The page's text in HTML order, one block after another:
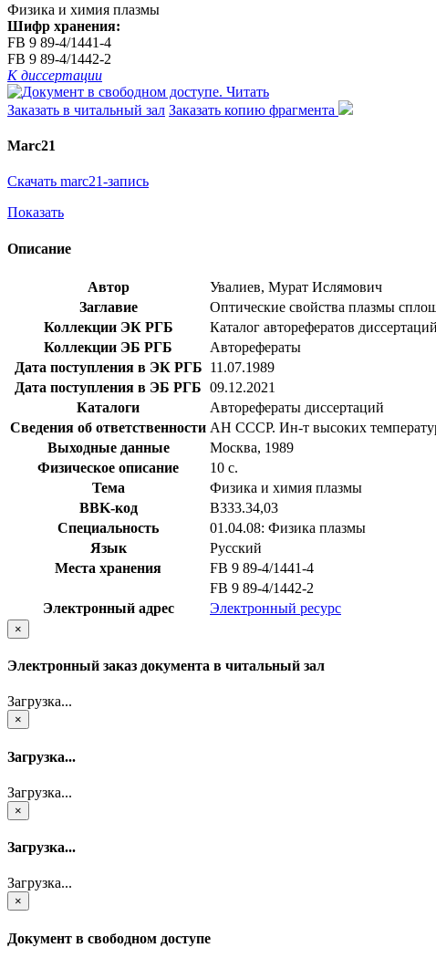
Физика и химия плазмы
Шифр хранения:
FB 9 89-4/1441-4
FB 9 89-4/1442-2
К диссертации
Читать
Заказать в читальный зал Заказать копию фрагмента
Marc21
Скачать marc21-запись
Показать
Описание
Автор
Увалиев, Мурат Ислямович
Заглавие
Оптические свойства плазмы
Коллекции ЭК РГБ
Каталог авторефератов диссертаций
Коллекции ЭБ РГБ
Авторефераты
Дата поступления в ЭК РГБ 11.07.1989
Дата поступления в ЭБ РГБ 09.12.2021
Каталоги
Авторефераты диссертаций
Сведения об ответственности АН СССР. Ин-т высоких
Выходные данные
Москва, 1989
Физическое описание
10 с.
Тема
Физика и химия плазмы
BBK-код
В333.34,03
Специальность
01.04.08: Физика плазмы
Язык
Русский
Места хранения
FB 9 89-4/1441-4
FB 9 89-4/1442-2
Электронный адрес
Электронный ресурс
×
Электронный заказ документа в читальный зал
Загрузка...
×
Загрузка...
Загрузка...
×
Загрузка...
Загрузка...
×
Документ в свободном доступе